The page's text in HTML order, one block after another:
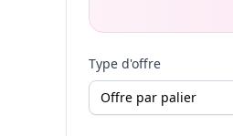
Type d'offre